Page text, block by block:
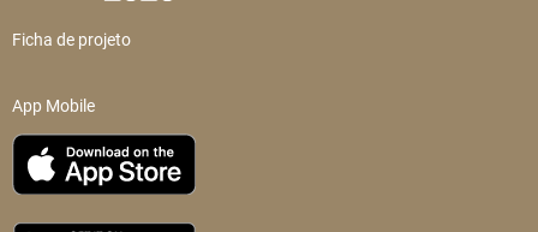
Ficha de projeto
App Mobile